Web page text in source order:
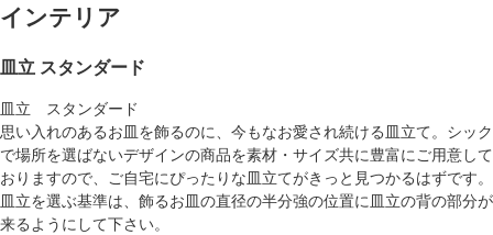
インテリア
皿立 スタンダード
皿立 スタンダード
思い入れのあるお皿を飾るのに、今もなお愛され続ける皿立て。シック
で場所を選ばないデザインの商品を素材・サイズ共に豊富にご用意して
おりますので、ご自宅にぴったりな皿立てがきっと見つかるはずです。
皿立を選ぶ基準は、飾るお皿の直径の半分強の位置に皿立の背の部分が
来るようにして下さい。